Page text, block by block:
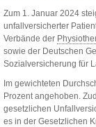
Zum 1. Januar 2024
unfallversicherter
Verbände der
sowie der Deutschen
Sozialversicherung für
Im gewichteten
Prozent angehoben.
gesetzlichen
es in der Gesetzlichen